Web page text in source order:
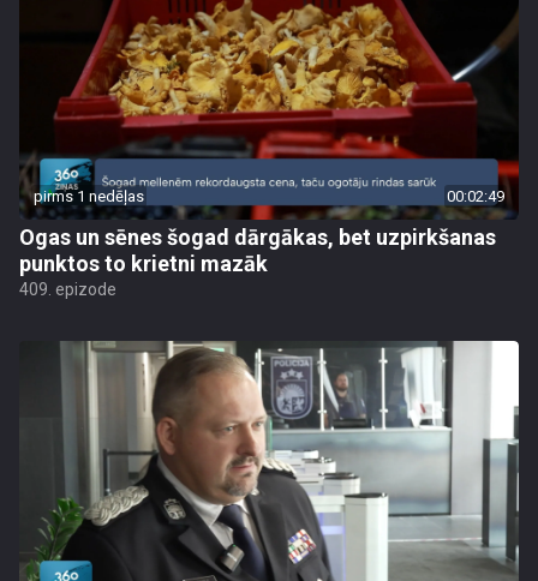
pirms 1 nedēļas 00:02:49
Ogas un sēnes šogad dārgākas, bet uzpirkšanas
punktos to krietni mazāk
409. epizode